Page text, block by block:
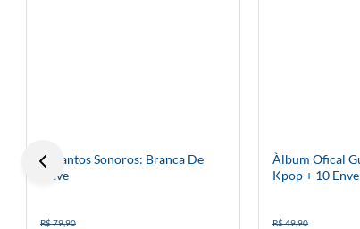
Encantos Sonoros: Branca De
Neve
R$ 79,90
Àlbum Ofical
Kpop + 10
R$ 49,90